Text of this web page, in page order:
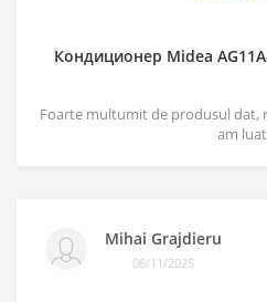
Кондиционер Midea
Foarte multumit de produsul dat,
am
Mihai Grajdieru
06/11/2025